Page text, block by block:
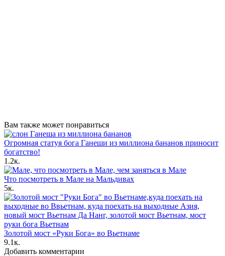
Вам также может понравиться
Огромная статуя бога Ганеши из миллиона бананов приносит
богатство!
1.2к.
Что посмотреть в Мале на Мальдивах
5к.
Золотой мост «‎Руки Бога» во Вьетнаме
9.1к.
Добавить комментарии